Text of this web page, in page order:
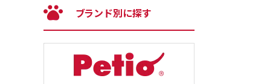
ブランド別に探す